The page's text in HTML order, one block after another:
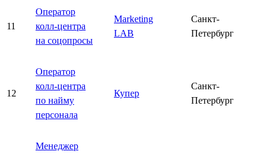
11
Оператор
колл-центра
на соцопросы
Marketing
LAB
Санкт-
Петербург
12
Оператор
колл-центра
по найму
персонала
Купер
Санкт-
Петербург
Менеджер